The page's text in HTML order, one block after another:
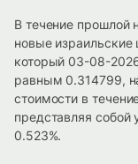
В течение прошлой
новые
который 03-08-
равным 0.314799,
стоимости в
представляя
0.523%.